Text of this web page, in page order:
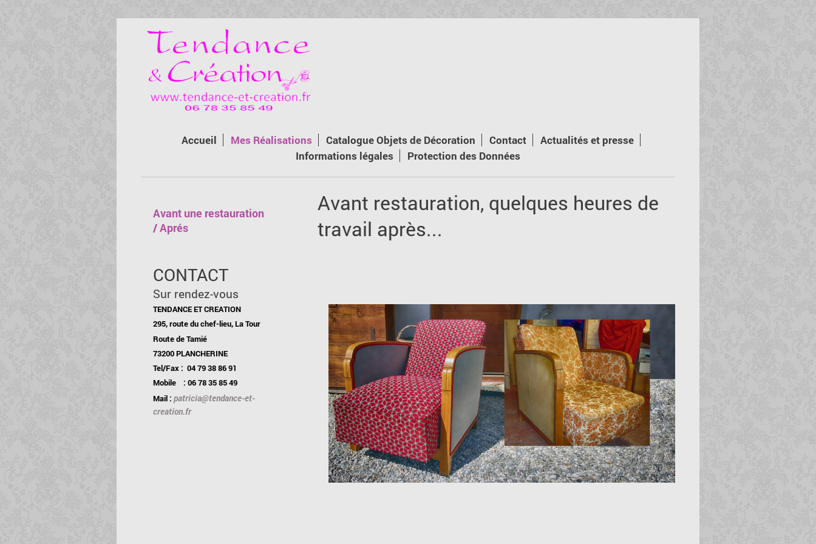
Accueil Mes Réalisations Catalogue Objets de Décoration Contact
Actualités et presse
Informations légales
Protection des Données
Avant restauration, quelques heures de
travail après...
Avant une restauration
/ Aprés
CONTACT
Sur rendez-vous
TENDANCE ET CREATION
295, route du chef-lieu, La Tour
Route de Tamié
73200 PLANCHERINE
Tel/Fax : 04 79 38 86 91
Mobile : 06 78 35 85 49
Mail : patricia@tendance-et-
creation.fr